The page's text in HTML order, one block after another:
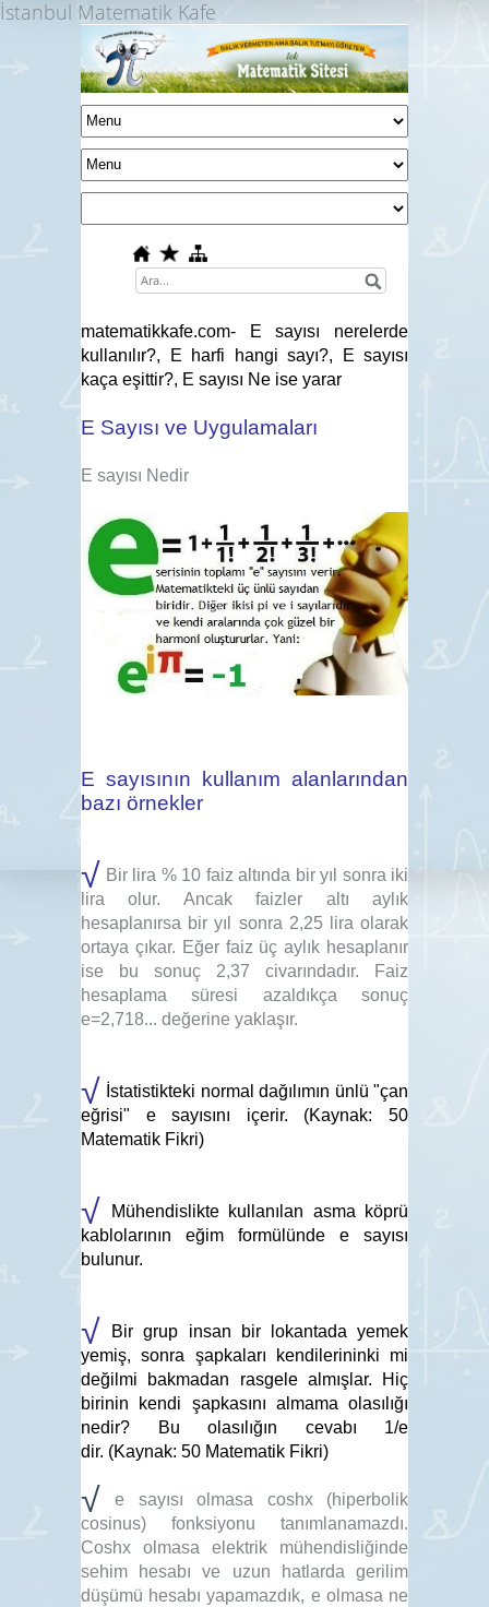
İstanbul Matematik Kafe
matematikkafe.com- E sayısı nerelerde
kullanılır?, E harfi hangi sayı?, E sayısı
kaça eşittir?, E sayısı Ne ise yarar
E Sayısı ve Uygulamaları
E sayısı Nedir
E sayısının kullanım alanlarından
bazı örnekler
√ Bir lira % 10 faiz altında bir yıl sonra iki
lira olur. Ancak faizler altı aylık
hesaplanırsa bir yıl sonra 2,25 lira olarak
ortaya çıkar. Eğer faiz üç aylık hesaplanır
ise bu sonuç 2,37 civarındadır. Faiz
hesaplama süresi azaldıkça sonuç
e=2,718... değerine yaklaşır.
√ İstatistikteki normal dağılımın ünlü "çan
eğrisi" e sayısını içerir. (Kaynak: 50
Matematik Fikri)
√
Mühendislikte kullanılan asma köprü
kablolarının eğim formülünde e sayısı
bulunur.
√
Bir grup insan bir lokantada yemek
yemiş, sonra şapkaları kendilerininki mi
değilmi bakmadan rasgele almışlar. Hiç
birinin kendi şapkasını almama olasılığı
nedir? Bu olasılığın cevabı 1/e
dir. (Kaynak: 50 Matematik Fikri)
√
e sayısı olmasa coshx (hiperbolik
cosinus) fonksiyonu tanımlanamazdı.
Coshx olmasa elektrik mühendisliğinde
sehim hesabı ve uzun hatlarda gerilim
düşümü hesabı yapamazdık, e olmasa ne